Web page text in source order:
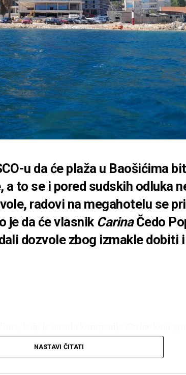
u da će plaža u Baošićima
to se i pored sudskih odluka
radovi na megahotelu se
je da će vlasnikCarinaČedo
dozvole zbog izmakle dobiti
istekao je 17. jula i nije ispoštovan. Preko
a po najavama iz kompanije trebalo je
NASTAVI ČITATI